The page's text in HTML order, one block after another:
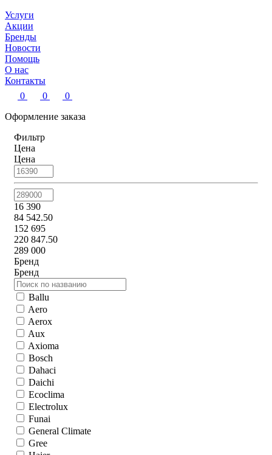
Услуги
Акции
Бренды
Новости
Помощь
О нас
Контакты
0
0
0
Оформление заказа
Фильтр
Цена
Цена
16 390
84 542.50
152 695
220 847.50
289 000
Бренд
Бренд
Ballu
Aero
Aerox
Aux
Axioma
Bosch
Dahaci
Daichi
Ecoclima
Electrolux
Funai
General Climate
Gree